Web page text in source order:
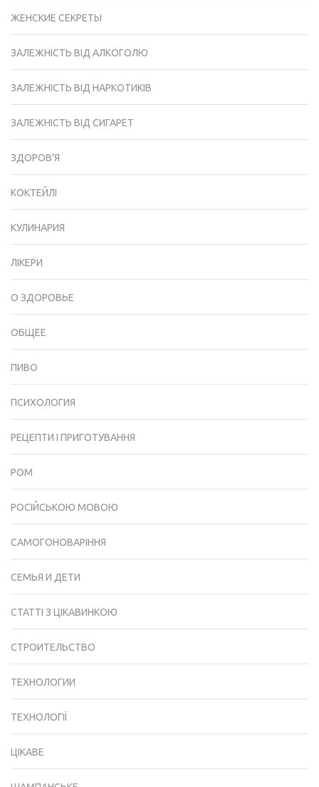
ЖЕНСКИЕ СЕКРЕТЫ
ЗАЛЕЖНІСТЬ ВІД АЛКОГОЛЮ
ЗАЛЕЖНІСТЬ ВІД НАРКОТИКІВ
ЗАЛЕЖНІСТЬ ВІД СИГАРЕТ
ЗДОРОВ'Я
КОКТЕЙЛІ
КУЛИНАРИЯ
ЛІКЕРИ
О ЗДОРОВЬЕ
ОБЩЕЕ
ПИВО
ПСИХОЛОГИЯ
РЕЦЕПТИ І ПРИГОТУВАННЯ
РОМ
РОСІЙСЬКОЮ МОВОЮ
САМОГОНОВАРІННЯ
СЕМЬЯ И ДЕТИ
СТАТТІ З ЦІКАВИНКОЮ
СТРОИТЕЛЬСТВО
ТЕХНОЛОГИИ
ТЕХНОЛОГІЇ
ЦІКАВЕ